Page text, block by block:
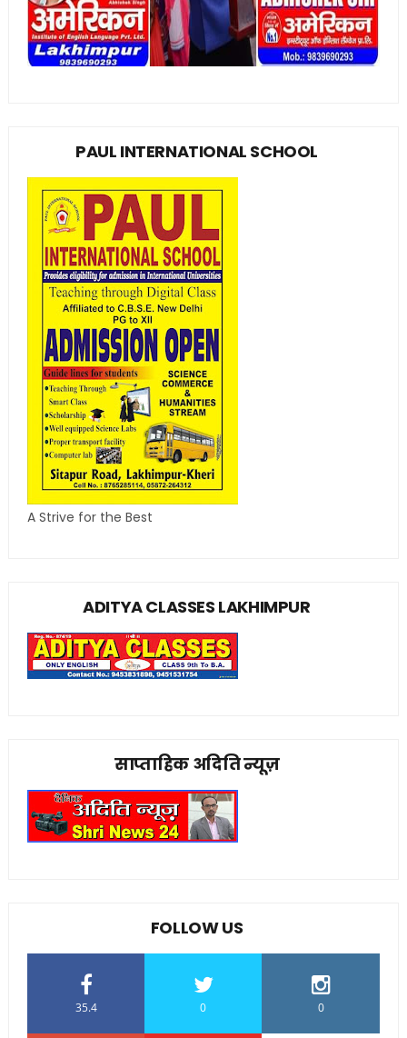
PAUL INTERNATIONAL SCHOOL
A Strive for the Best
ADITYA CLASSES LAKHIMPUR
साप्ताहिक अदिति न्यूज़
FOLLOW US
35.4 0 0